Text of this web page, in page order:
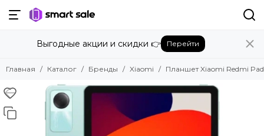
Назад
Бренды
Amazon
Apple
Bose
Выгодные акции и скидки 👉 Перейти
Главная Каталог Бренды Xiaomi Планшет Xiaomi Redmi